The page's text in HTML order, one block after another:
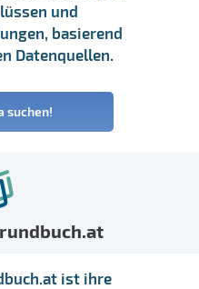
und
basierend
Datenquellen.
suchen!
ist ihre